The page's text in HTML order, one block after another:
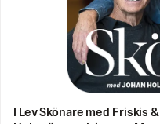
I Lev Skönare med Friskis